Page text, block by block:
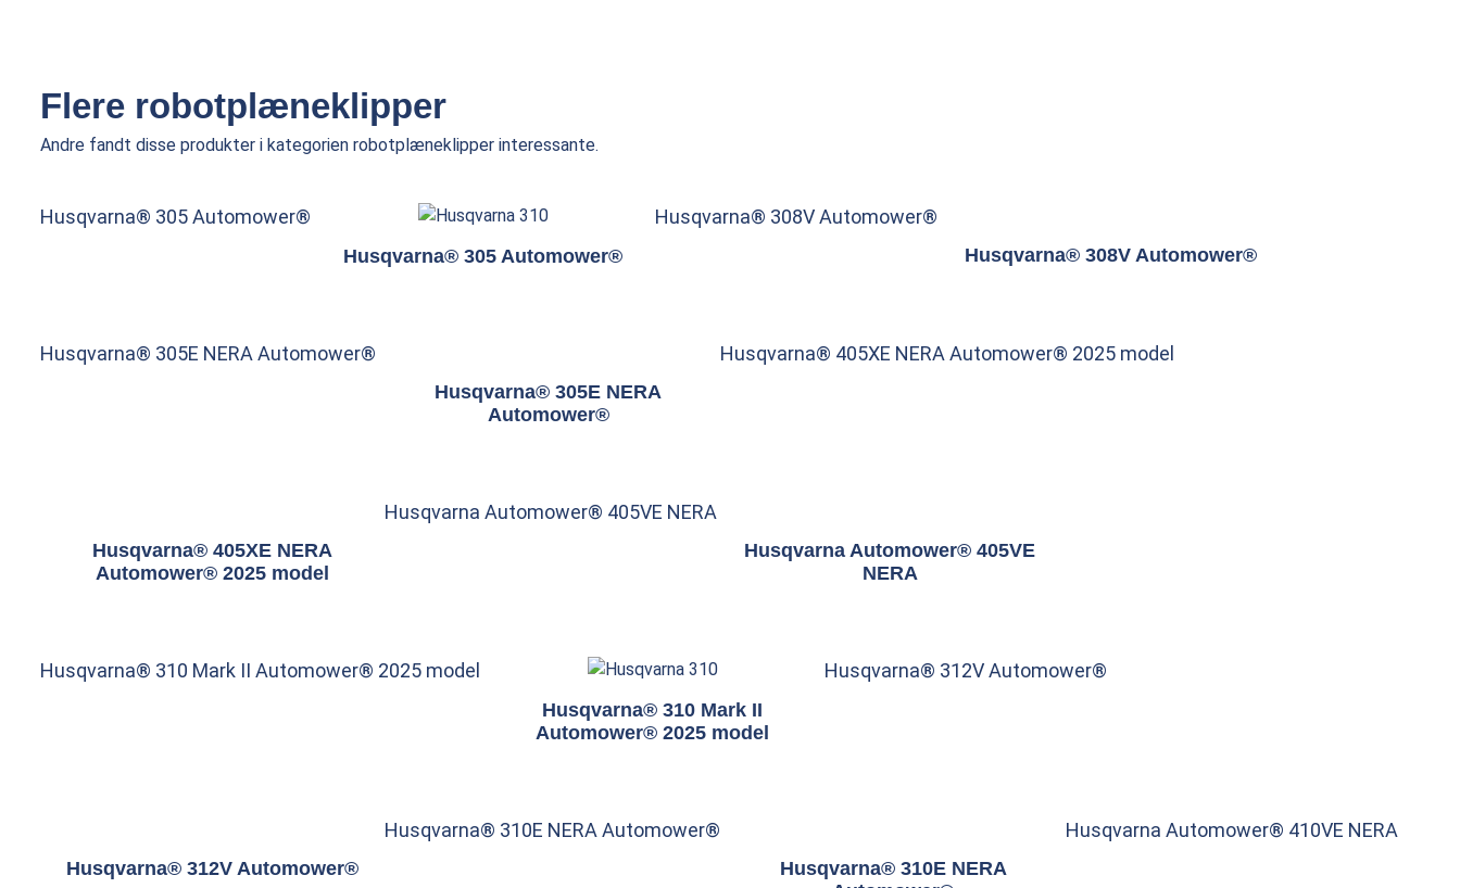
Flere robotplæneklipper
Andre fandt disse produkter i kategorien robotplæneklipper interessante.
Husqvarna® 305 Automower®
Husqvarna® 305 Automower®
Husqvarna® 308V Automower®
Husqvarna® 308V Automower®
Husqvarna® 305E NERA Automower®
Husqvarna® 305E NERA
Automower®
Husqvarna® 405XE NERA Automower® 2025 model
Husqvarna® 405XE NERA
Automower® 2025 model
Husqvarna Automower® 405VE NERA
Husqvarna Automower® 405VE
NERA
Husqvarna® 310 Mark II Automower® 2025 model
Husqvarna® 310 Mark II
Automower® 2025 model
Husqvarna® 312V Automower®
Husqvarna® 312V Automower®
Husqvarna® 310E NERA Automower®
Husqvarna® 310E NERA
Husqvarna Automower® 410VE NERA